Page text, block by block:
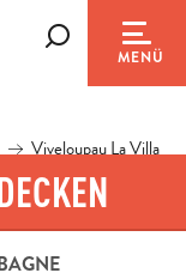
MENÜ
Viveloupau La Villa